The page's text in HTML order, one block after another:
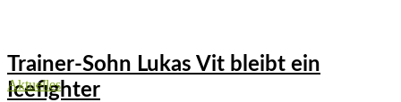
Trainer-Sohn Lukas Vit bleibt ein
Icefighter
Aktuelles